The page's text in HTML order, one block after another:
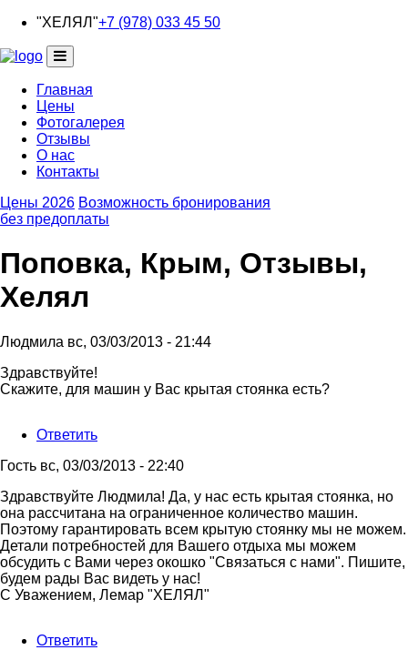
Перейти
основному
содержанию
"ХЕЛЯЛ"+7 (978) 033 45 50
Основная
навигация
Главная
Цены
Фотогалерея
Отзывы
О нас
Контакты
Цены 2026 Возможность бронирования
без предоплаты
Поповка, Крым, Отзывы,
Хелял
Людмила вс, 03/03/2013 - 21:44
Здравствуйте!
Скажите, для машин у Вас крытая стоянка есть?
Ответить
Гость вс, 03/03/2013 - 22:40
Ответ
на
Здравствуйте!
Скажите,
для
от
Людмила
Здравствуйте Людмила! Да, у нас есть крытая стоянка, но
она рассчитана на ограниченное количество машин.
Поэтому гарантировать всем крытую стоянку мы не можем.
Детали потребностей для Вашего отдыха мы можем
обсудить с Вами через окошко "Связаться с нами". Пишите,
будем рады Вас видеть у нас!
С Уважением, Лемар "ХЕЛЯЛ"
Ответить